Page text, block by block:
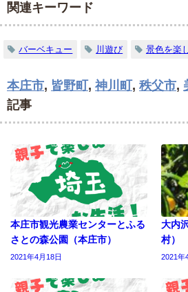
関連キーワード
バーベキュー 川遊び 景色を楽
本庄市, 皆野町 , 神川町 , 秩父市,
記事
本庄市観光農業センターとふる
さとの森公園（本庄市）
2021年4月18日
大内
村）
2021年